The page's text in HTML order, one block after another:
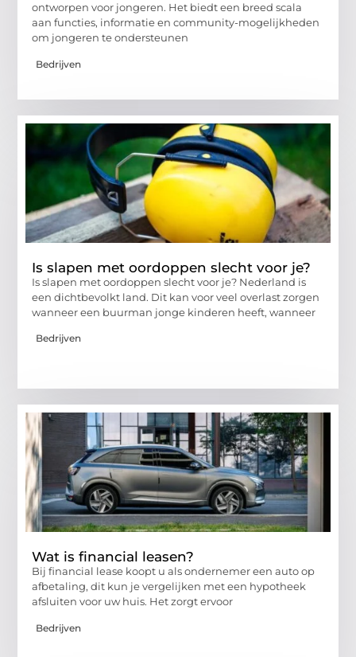
ontworpen voor jongeren. Het biedt een breed scala
aan functies, informatie en community-mogelijkheden
om jongeren te ondersteunen
Bedrijven
Is slapen met oordoppen slecht voor je?
Is slapen met oordoppen slecht voor je? Nederland is
een dichtbevolkt land. Dit kan voor veel overlast zorgen
wanneer een buurman jonge kinderen heeft, wanneer
Bedrijven
Wat is financial leasen?
Bij financial lease koopt u als ondernemer een auto op
afbetaling, dit kun je vergelijken met een hypotheek
afsluiten voor uw huis. Het zorgt ervoor
Bedrijven